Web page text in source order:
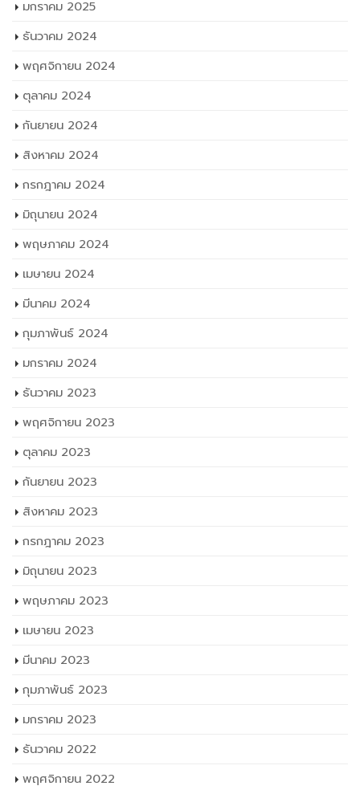
มกราคม 2025
ธันวาคม 2024
พฤศจิกายน 2024
ตุลาคม 2024
กันยายน 2024
สิงหาคม 2024
กรกฎาคม 2024
มิถุนายน 2024
พฤษภาคม 2024
เมษายน 2024
มีนาคม 2024
กุมภาพันธ์ 2024
มกราคม 2024
ธันวาคม 2023
พฤศจิกายน 2023
ตุลาคม 2023
กันยายน 2023
สิงหาคม 2023
กรกฎาคม 2023
มิถุนายน 2023
พฤษภาคม 2023
เมษายน 2023
มีนาคม 2023
กุมภาพันธ์ 2023
มกราคม 2023
ธันวาคม 2022
พฤศจิกายน 2022